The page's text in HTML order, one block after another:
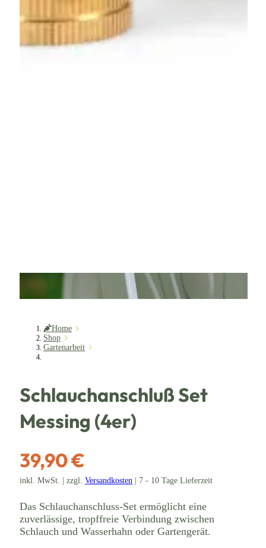
Home
Shop
Gartenarbeit
Schlauchanschluß Set
Messing (4er)
39,90 €
inkl. MwSt. | zzgl. Versandkosten | 7 - 10 Tage Lieferzeit
Das Schlauchanschluss-Set ermöglicht eine
zuverlässige, tropffreie Verbindung zwischen
Schlauch und Wasserhahn oder Gartengerät.